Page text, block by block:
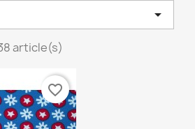

article(s)
favorite_border